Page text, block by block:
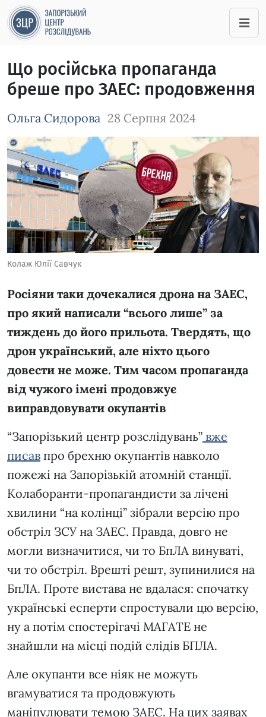
Що російська пропаганда
бреше про ЗАЕС: продовження
Ольга Сидорова 28 Серпня 2024
Зображення завантажується
Колаж Юлії Савчук
Росіяни таки дочекалися дрона на ЗАЕС,
про який написали “всього лише” за
тиждень до його прильота. Твердять, що
дрон український, але ніхто цього
довести не може. Тим часом пропаганда
від чужого імені продовжує
виправдовувати окупантів
“Запорізький центр розслідувань” вже
писав про брехню окупантів навколо
пожежі на Запорізькій атомній станції.
Колаборанти-пропагандисти за лічені
хвилини “на колінці” зібрали версію про
обстріл ЗСУ на ЗАЕС. Правда, довго не
могли визначитися, чи то БпЛА винуваті,
чи то обстріл. Врешті решт, зупинилися на
БпЛА. Проте вистава не вдалася: спочатку
українські есперти спростували цю версію,
ну а потім спостерігачі МАГАТЕ не
знайшли на місці подій слідів БПЛА.
Але окупанти все ніяк не можуть
вгамуватися та продовжують
маніпулювати темою ЗАЕС. На цих заявах